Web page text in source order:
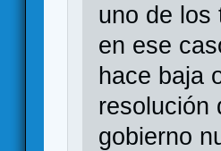
uno de los
en ese
hace baja
resolución
gobierno